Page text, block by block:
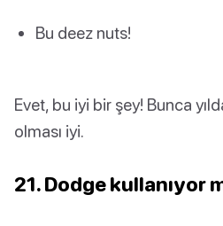
Bu deez nuts!
Evet, bu iyi bir şey! Bunca
olması iyi.
21. Dodge kullanıyor